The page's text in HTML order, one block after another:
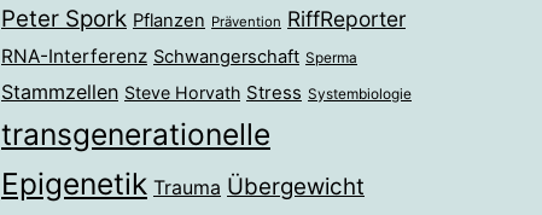
Peter Spork Pflanzen Prävention RiffReporter
RNA-Interferenz Schwangerschaft Sperma
Stammzellen Steve Horvath Stress Systembiologie
transgenerationelle
Epigenetik Trauma Übergewicht